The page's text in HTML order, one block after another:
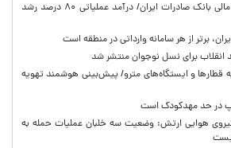
تغییر مثبت در عملکرد مالی بانک صادرات ایران/ درآمد عملیاتی ۸۰ درصد رشد
برتر از هر سامانه وارداتی در منطقه است
انقلاب برای نسل نوجوان منتشر شد
قطارها و ایستگاه‌های مترو/ پیش‌بینی هوشمند تهویه
در حد مهدکودک است
هوایی ارتش: وضعیت سه خلبان عملیات حمله به